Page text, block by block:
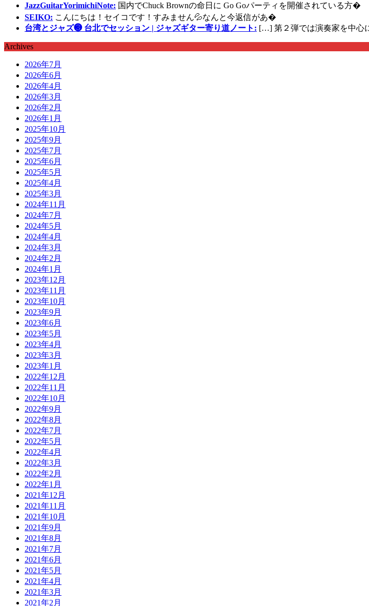
JazzGuitarYorimichiNote: 国内でChuck Brownの命日に Go Goパーティを開催されている方�
SEIKO: こんにちは！セイコです！すみません💦なんと今返信があ�
台湾とジャズ❸ 台北でセッション | ジャズギター寄り道ノート: […] 第２弾では演奏家を中心
Archives
2026年7月
2026年6月
2026年4月
2026年3月
2026年2月
2026年1月
2025年10月
2025年9月
2025年7月
2025年6月
2025年5月
2025年4月
2025年3月
2024年11月
2024年7月
2024年5月
2024年4月
2024年3月
2024年2月
2024年1月
2023年12月
2023年11月
2023年10月
2023年9月
2023年6月
2023年5月
2023年4月
2023年3月
2023年1月
2022年12月
2022年11月
2022年10月
2022年9月
2022年8月
2022年7月
2022年5月
2022年4月
2022年3月
2022年2月
2022年1月
2021年12月
2021年11月
2021年10月
2021年9月
2021年8月
2021年7月
2021年6月
2021年5月
2021年4月
2021年3月
2021年2月